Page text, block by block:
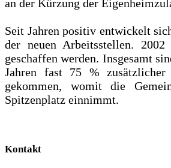
an der Kürzung der
Seit Jahren positiv entwickelt
der neuen Arbeitsstellen.
geschaffen werden. Insgesamt
Jahren fast 75 %
gekommen, womit die
Spitzenplatz einnimmt.
Kontakt